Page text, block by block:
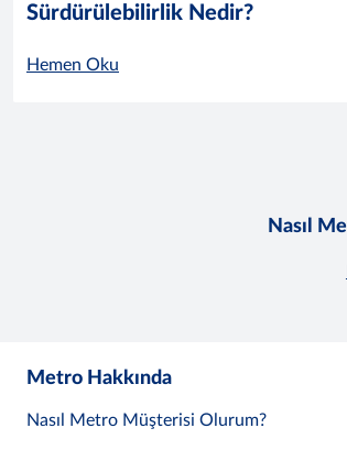
Sürdürülebilirlik Nedir?
Hemen Oku
Nasıl
Metro Hakkında
Nasıl Metro Müşterisi Olurum?